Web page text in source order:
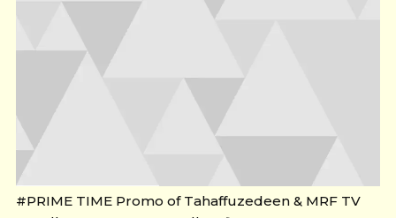
#PRIME TIME Promo of Tahaffuzedeen & MRF TV